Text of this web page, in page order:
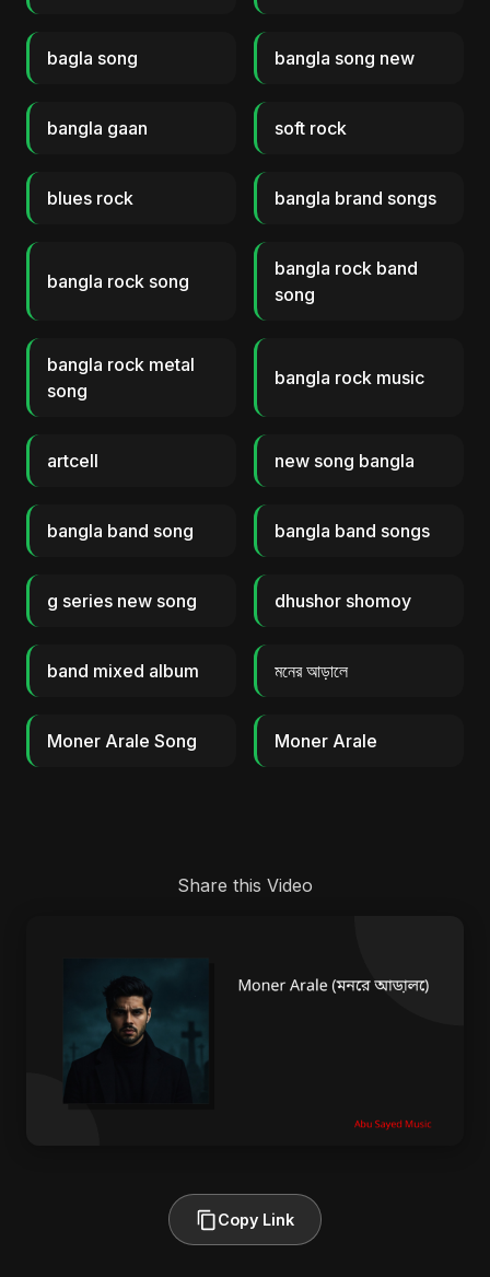
bagla song bangla song new
bangla gaan soft rock
blues rock bangla brand songs
bangla rock song
bangla rock band
song
bangla rock metal
song
bangla rock music
artcell new song bangla
bangla band song bangla band songs
g series new song dhushor shomoy
band mixed album মনের আড়ালে
Moner Arale Song Moner Arale
Share this Video
Copy Link